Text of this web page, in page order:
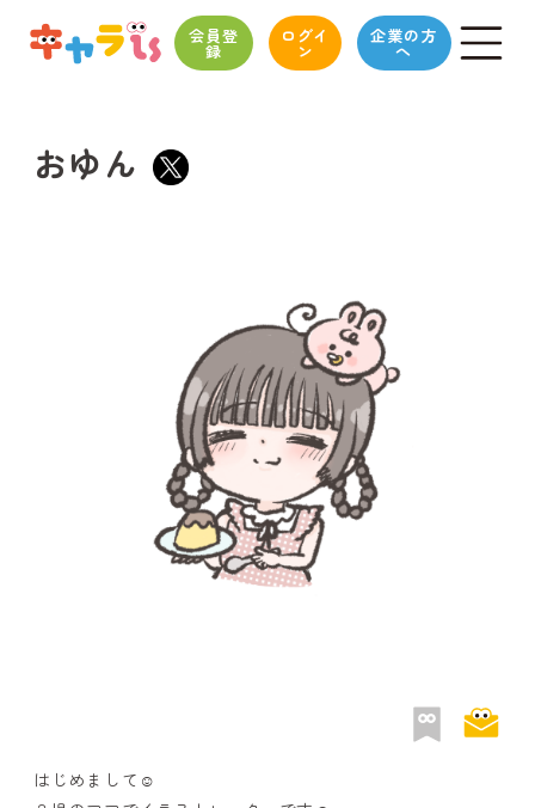
会員登
録
ログイ
ン
企業の方
へ
おゆん
はじめまして☺️